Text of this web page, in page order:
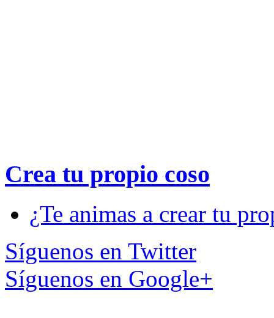
Crea tu propio coso
¿Te animas a crear tu
Síguenos en Twitter
Síguenos en Google+